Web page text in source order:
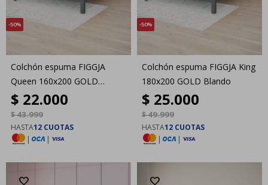
50
Colchón espuma FIGGJA
Queen 160x200 GOLD
Blando
$ 22.000
$43.999
HASTA12 CUOTAS
|
|
50
Colchón espuma FIGGJA King
180x200 GOLD Blando
$ 25.000
$49.999
HASTA12 CUOTAS
|
|